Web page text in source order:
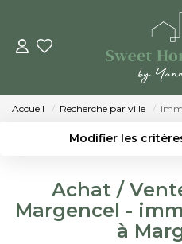
Accueil Recherche par ville
Modifier les
Surface min
Plus de critères
Achat /
Margencel -
à